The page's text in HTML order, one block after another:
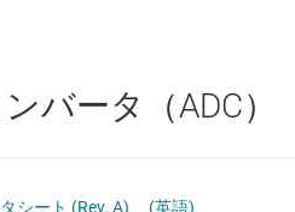
/ プロセッサ
バータ（ADC）
シート (Rev. A) (英語)